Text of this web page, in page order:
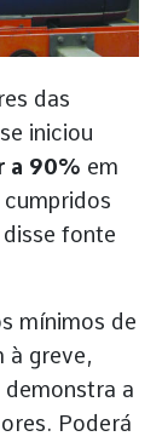
das
iniciou
a 90% em
fonte
mínimos de
à greve,
a
Poderá